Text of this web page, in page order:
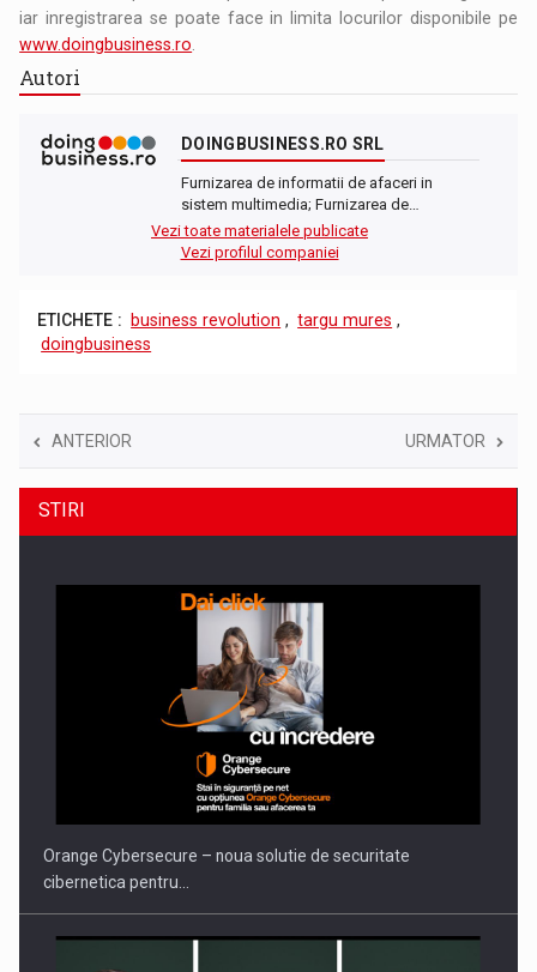
iar inregistrarea se poate face in limita locurilor disponibile pe
www.doingbusiness.ro
Autori
DOINGBUSINESS.RO SRL
Furnizarea de informatii de afaceri in
sistem multimedia; Furnizarea de…
Vezi toate materialele publicate
Vezi profilul companiei
ETICHETE : business revolution , targu mures ,
doingbusiness
ANTERIOR URMATOR
STIRI
Orange Cybersecure – noua solutie de securitate
cibernetica pentru…